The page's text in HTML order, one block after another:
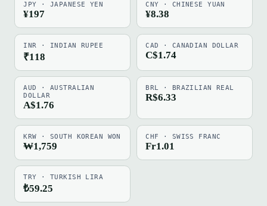
JPY · JAPANESE YEN
¥197
CNY · CHINESE YUAN
¥8.38
INR · INDIAN RUPEE
₹118
CAD · CANADIAN DOLLAR
C$1.74
AUD · AUSTRALIAN
DOLLAR
A$1.76
BRL · BRAZILIAN REAL
R$6.33
KRW · SOUTH KOREAN WON
₩1,759
CHF · SWISS FRANC
Fr1.01
TRY · TURKISH LIRA
₺59.25